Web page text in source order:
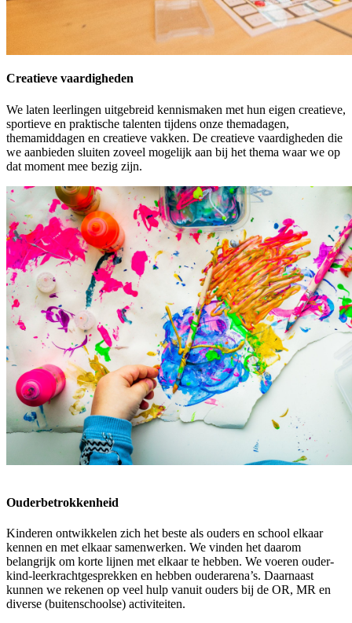
Creatieve vaardigheden
We laten leerlingen uitgebreid kennismaken met hun eigen creatieve,
sportieve en praktische talenten tijdens onze themadagen,
themamiddagen en creatieve vakken. De creatieve vaardigheden die
we aanbieden sluiten zoveel mogelijk aan bij het thema waar we op
dat moment mee bezig zijn.
Ouderbetrokkenheid
Kinderen ontwikkelen zich het beste als ouders en school elkaar
kennen en met elkaar samenwerken. We vinden het daarom
belangrijk om korte lijnen met elkaar te hebben. We voeren ouder-
kind-leerkrachtgesprekken en hebben ouderarena’s. Daarnaast
kunnen we rekenen op veel hulp vanuit ouders bij de OR, MR en
diverse (buitenschoolse) activiteiten.